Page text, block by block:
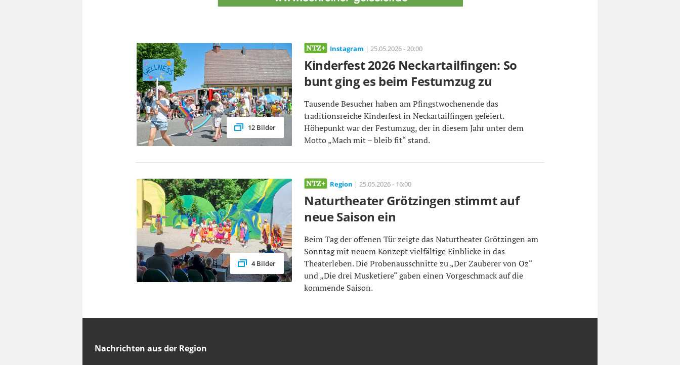
12 Bilder
Instagram | 25.05.2026 - 20:00
Kinderfest 2026 Neckartailfingen: So
bunt ging es beim Festumzug zu
Tausende Besucher haben am Pfingstwochenende das
traditionsreiche Kinderfest in Neckartailfingen gefeiert.
Höhepunkt war der Festumzug, der in diesem Jahr unter dem
Motto „Mach mit – bleib fit“ stand.
4 Bilder
Region | 25.05.2026 - 16:00
Naturtheater Grötzingen stimmt auf
neue Saison ein
Beim Tag der offenen Tür zeigte das Naturtheater Grötzingen am
Sonntag mit neuem Konzept vielfältige Einblicke in das
Theaterleben. Die Probenausschnitte zu „Der Zauberer von Oz“
und „Die drei Musketiere“ gaben einen Vorgeschmack auf die
kommende Saison.
Nachrichten aus der Region